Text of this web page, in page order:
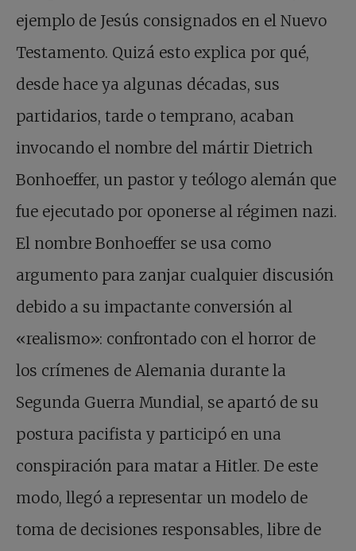
ejemplo de Jesús consignados en el Nuevo
Testamento. Quizá esto explica por qué,
desde hace ya algunas décadas, sus
partidarios, tarde o temprano, acaban
invocando el nombre del mártir Dietrich
Bonhoeffer, un pastor y teólogo alemán que
fue ejecutado por oponerse al régimen nazi.
El nombre Bonhoeffer se usa como
argumento para zanjar cualquier discusión
debido a su impactante conversión al
«realismo»: confrontado con el horror de
los crímenes de Alemania durante la
Segunda Guerra Mundial, se apartó de su
postura pacifista y participó en una
conspiración para matar a Hitler. De este
modo, llegó a representar un modelo de
toma de decisiones responsables, libre de